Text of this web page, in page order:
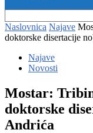
Naslovnica Najave
doktorske disertacije
Najave
Novosti
Mostar:
doktorske
Andrića